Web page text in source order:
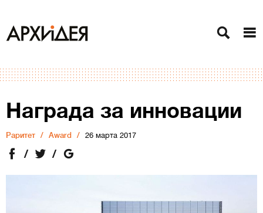
Награда за инновации
Раритет Award 26 марта 2017